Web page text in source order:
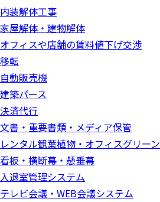
内装解体工事
家屋解体・建物解体
オフィスや店舗の賃料値下げ交渉
移転
自動販売機
建築パース
決済代行
文書・重要書類・メディア保管
レンタル観葉植物・オフィスグリーン
看板・横断幕・懸垂幕
入退室管理システム
テレビ会議・WEB会議システム